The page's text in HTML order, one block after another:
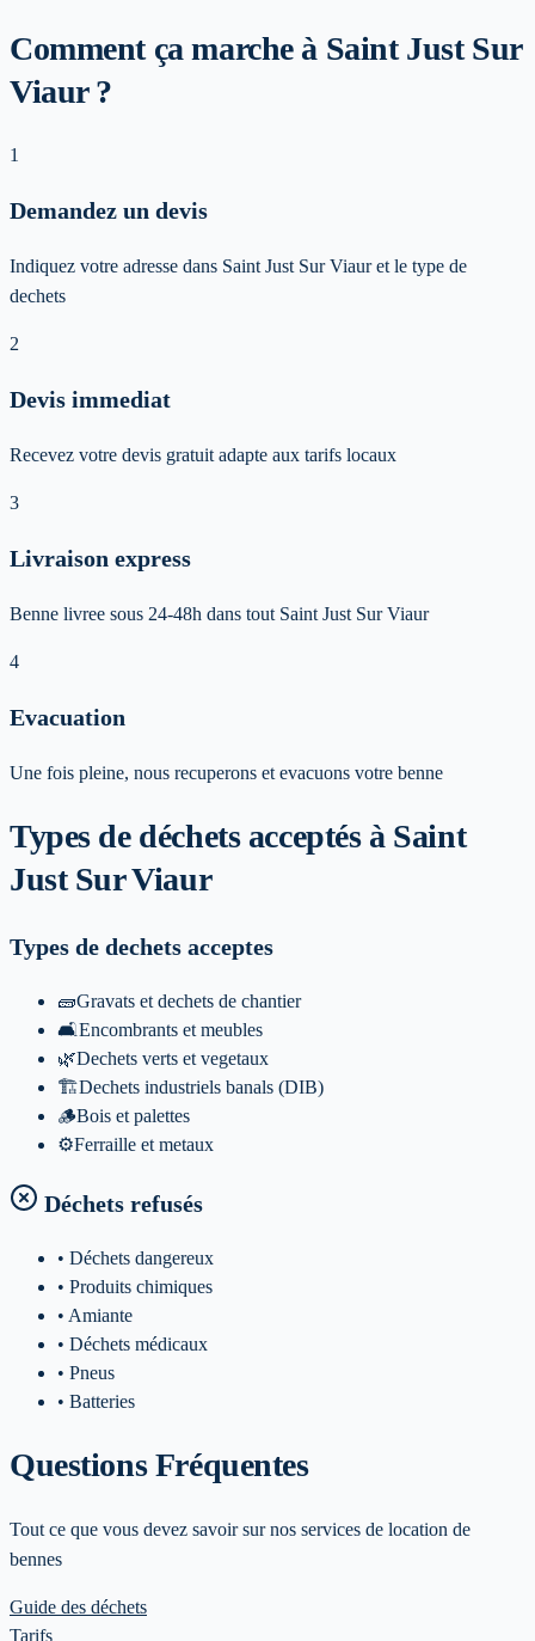
Comment ça marche à Saint Just Sur
Viaur ?
1
Demandez un devis
Indiquez votre adresse dans Saint Just Sur Viaur et le type de
dechets
2
Devis immediat
Recevez votre devis gratuit adapte aux tarifs locaux
3
Livraison express
Benne livree sous 24-48h dans tout Saint Just Sur Viaur
4
Evacuation
Une fois pleine, nous recuperons et evacuons votre benne
Types de déchets acceptés à Saint
Just Sur Viaur
Types de dechets acceptes
🧱Gravats et dechets de chantier
🛋️Encombrants et meubles
🌿Dechets verts et vegetaux
🏗️Dechets industriels banals (DIB)
🪵Bois et palettes
⚙️Ferraille et metaux
Déchets refusés
• Déchets dangereux
• Produits chimiques
• Amiante
• Déchets médicaux
• Pneus
• Batteries
Questions Fréquentes
Tout ce que vous devez savoir sur nos services de location de
bennes
Guide des déchets
Tarifs